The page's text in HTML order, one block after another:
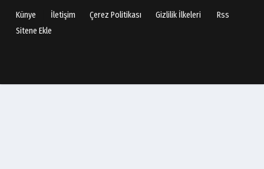
Künye İletişim Çerez Politikası Gizlilik İlkeleri
Rss
Sitene Ekle